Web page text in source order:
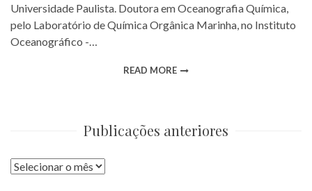
Universidade Paulista. Doutora em Oceanografia Química,
pelo Laboratório de Química Orgânica Marinha, no Instituto
Oceanográfico -…
READ MORE
Publicações anteriores
Publicações